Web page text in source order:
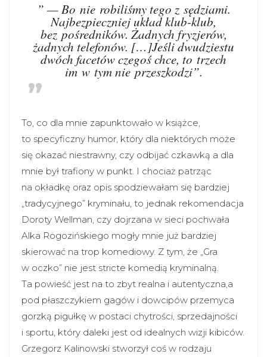
” — Bo nie robiliśmy tego z sędziami.
Najbezpieczniej układ klub-klub,
bez pośredników. Żadnych fryzjerów,
żadnych telefonów. […]Jeśli dwudziestu
dwóch facetów czegoś chce, to trzech
im w tym nie przeszkodzi”.
To, co dla mnie zapunktowało w książce,
to specyficzny humor, który dla niektórych może
się okazać niestrawny, czy odbijać czkawką a dla
mnie był trafiony w punkt. I chociaż patrząc
na okładkę oraz opis spodziewałam się bardziej
„tradycyjnego” kryminału, to jednak rekomendacja
Doroty Wellman, czy dojrzana w sieci pochwała
Alka Rogozińskiego mogły mnie już bardziej
skierować na trop komediowy. Z tym, że „Gra
w oczko” nie jest stricte komedią kryminalną.
Ta powieść jest na to zbyt realna i autentyczna,a
pod płaszczykiem gagów i dowcipów przemyca
gorzką pigułkę w postaci chytrości, sprzedajności
i sportu, który daleki jest od idealnych wizji kibiców.
Grzegorz Kalinowski stworzył coś w rodzaju